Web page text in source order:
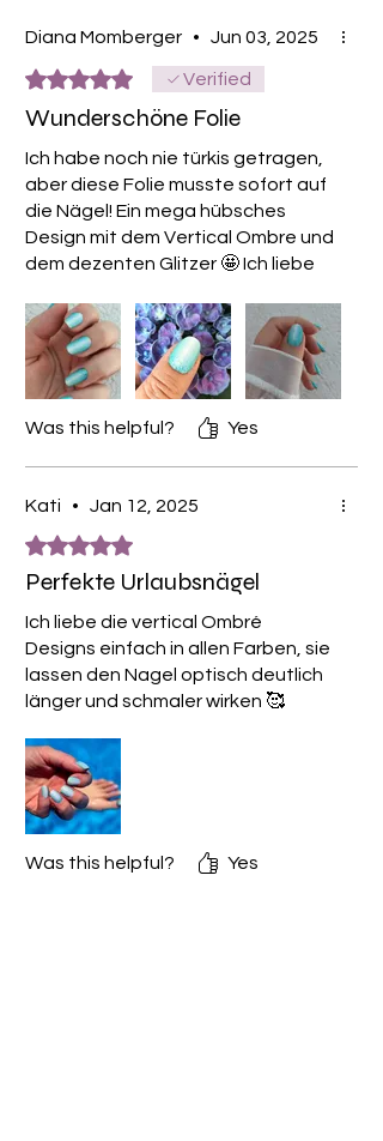
Diana Momberger • Jun 03, 2025
Rated 5 out of 5 stars.Verified
Wunderschöne Folie
Ich habe noch nie türkis getragen,
aber diese Folie musste sofort auf
die Nägel! Ein mega hübsches
Design mit dem Vertical Ombre und
dem dezenten Glitzer 🤩 Ich liebe
Was this helpful? Yes
Kati • Jan 12, 2025
Rated 5 out of 5 stars.
Perfekte Urlaubsnägel
Ich liebe die vertical Ombré
Designs einfach in allen Farben, sie
lassen den Nagel optisch deutlich
länger und schmaler wirken 🥰
Was this helpful? Yes